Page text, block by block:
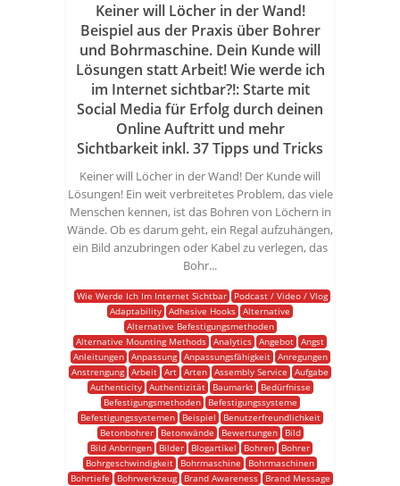
Keiner will Löcher in der Wand!
Beispiel aus der Praxis über Bohrer
und Bohrmaschine. Dein Kunde will
Lösungen statt Arbeit! Wie werde ich
im Internet sichtbar?!: Starte mit
Social Media für Erfolg durch deinen
Online Auftritt und mehr
Sichtbarkeit inkl. 37 Tipps und Tricks
Keiner will Löcher in der Wand! Der Kunde will
Lösungen! Ein weit verbreitetes Problem, das viele
Menschen kennen, ist das Bohren von Löchern in
Wände. Ob es darum geht, ein Regal aufzuhängen,
ein Bild anzubringen oder Kabel zu verlegen, das
Bohr...
Wie Werde Ich Im Internet Sichtbar
Podcast / Video / Vlog
Adaptability Adhesive Hooks Alternative
Alternative Befestigungsmethoden
Alternative Mounting Methods Analytics Angebot Angst
Anleitungen
Anpassung Anpassungsfähigkeit
Anregungen
Anstrengung Arbeit Art Arten Assembly Service
Aufgabe
Authenticity
Authentizität Baumarkt
Bedürfnisse
Befestigungsmethoden
Befestigungssysteme
Befestigungssystemen
Beispiel
Benutzerfreundlichkeit
Betonbohrer
Betonwände Bewertungen
Bild
Bild Anbringen
Bilder Blogartikel Bohren
Bohrer
Bohrgeschwindigkeit
Bohrmaschine
Bohrmaschinen
Bohrtiefe
Bohrwerkzeug Brand Awareness
Brand Message